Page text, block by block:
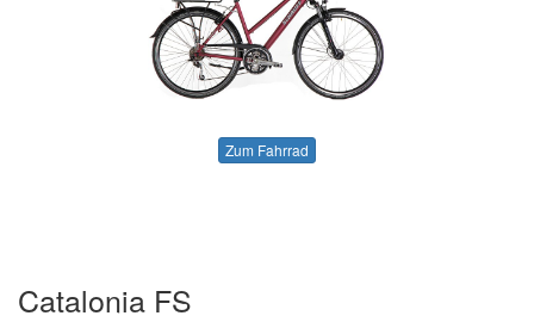
Zum Fahrrad
Catalonia FS